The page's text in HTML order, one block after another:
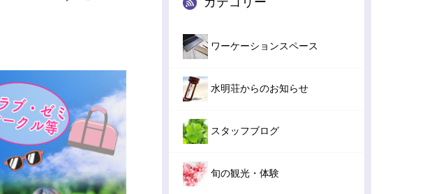
ワーケーションスペース
水明荘からのお知らせ
スタッフブログ
旬の観光・体験